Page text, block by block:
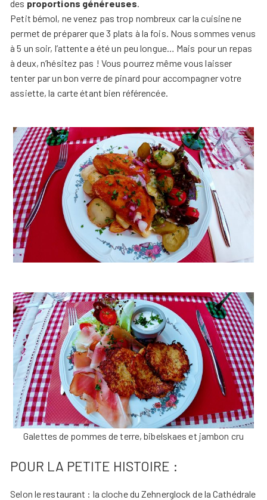
des proportions généreuses.
Petit bémol, ne venez pas trop nombreux car la cuisine ne
permet de préparer que 3 plats à la fois. Nous sommes venus
à 5 un soir, l’attente a été un peu longue… Mais pour un repas
à deux, n’hésitez pas ! Vous pourrez même vous laisser
tenter par un bon verre de pinard pour accompagner votre
assiette, la carte étant bien référencée.
Galettes de pommes de terre, bibelskaes et jambon cru
POUR LA PETITE HISTOIRE :
Selon le restaurant : la cloche du Zehnerglock de la Cathédrale